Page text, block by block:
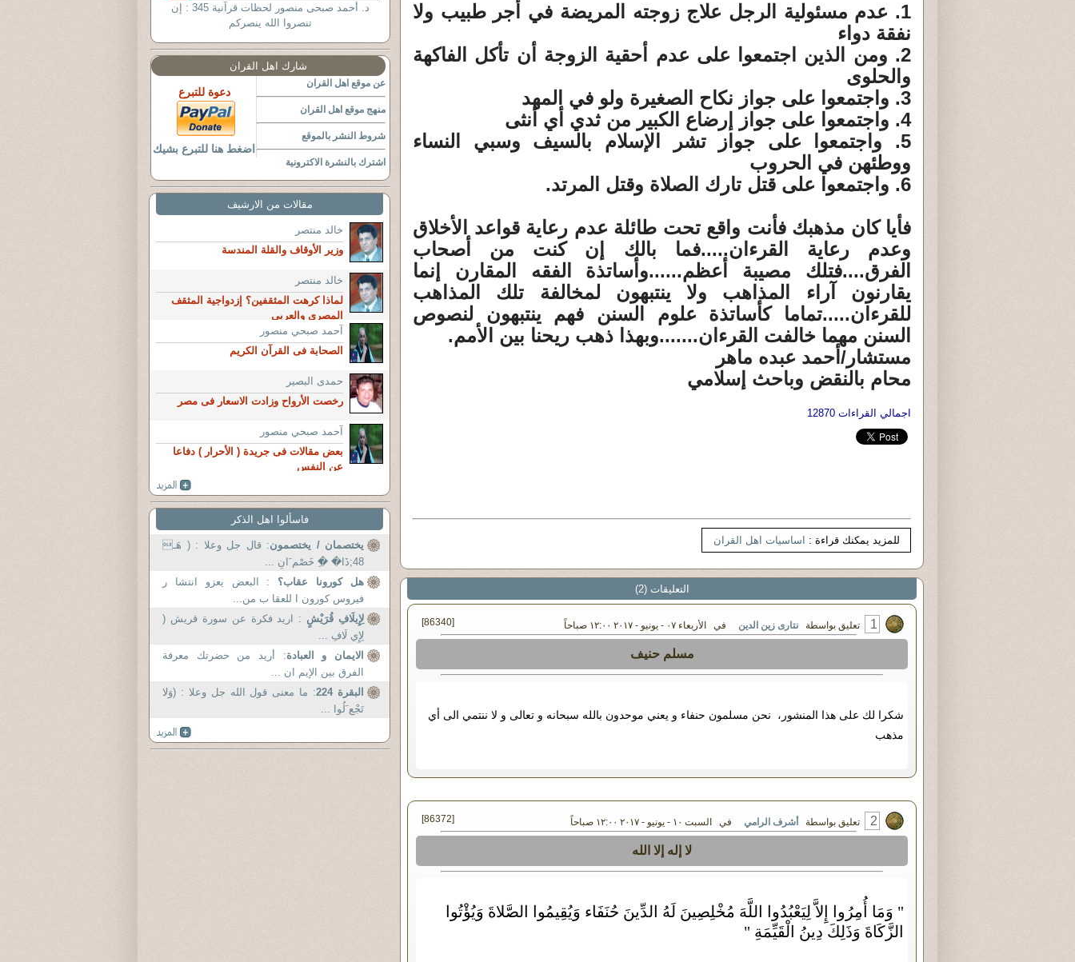
1. عدم مسئولية الرجل علاج زوجته المريضة في أجر طبيب ولا
نفقة دواء
2. ومن الذين اجتمعوا على عدم أحقية الزوجة أن تأكل الفاكهة
والحلوى
3. واجتمعوا على جواز نكاح الصغيرة ولو في المهد
4. واجتمعوا على جواز إرضاع الكبير من ثدي أي أنثى
5. واجتمعوا على جواز تشر الإسلام بالسيف وسبي النساء
ووطئهن في الحروب
6. واجتمعوا على قتل تارك الصلاة وقتل المرتد.
فأيا كان مذهبك فأنت واقع تحت طائلة عدم رعاية قواعد الأخلاق
وعدم رعاية القرءان.....فما بالك إن كنت من أصحاب
الفرق....فتلك مصيبة أعظم......وأساتذة الفقه المقارن إنما
يقارنون آراء المذاهب ولا ينتبهون لمخالفة تلك المذاهب
للقرءان.....تماما كأساتذة علوم السنن فهم ينتبهون لنصوص
السنن مهما خالفت القرءان.......وبهذا ذهب ريحنا بين الأمم.
مستشار/أحمد عبده ماهر
محام بالنقض وباحث إسلامي
اجمالي القراءات 12870
للمزيد يمكنك قراءة : اساسيات اهل القران
التعليقات (2)
1 تعليق بواسطة نتارى زين الدين في الأربعاء ٠٧ - يونيو - ٢٠١٧ ١٢:٠٠ صباحاً [86340]
مسلم حنيف
شكرا لك على هذا المنشور، نحن مسلمون حنفاء و يعني موحدون بالله سبحانه و تعالى و لا ننتمي الى أي
مذهب
2 تعليق بواسطة أشرف الرامي في السبت ١٠ - يونيو - ٢٠١٧ ١٢:٠٠ صباحاً [86372]
لا إله إلا الله
" وَمَا أُمِرُوا إِلاَّ لِيَعْبُدُوا اللَّهَ مُخْلِصِينَ لَهُ الدِّينَ حُنَفَاء وَيُقِيمُوا الصَّلاةَ وَيُؤْتُوا
الزَّكَاةَ وَذَلِكَ دِينُ الْقَيِّمَةِ "
د. أحمد صبحى منصور لحظات قرآنية 345 : إن
تنصروا الله ينصركم
شارك اهل القران
عن موقع اهل القران
منهج موقع اهل القران
شروط النشر بالموقع
اشترك بالنشرة الاكترونية
دعوة للتبرع
اضغط هنا للتبرع بشيك
مقالات من الارشيف
خالد منتصر
وزير الأوقاف والقلة المندسة
خالد منتصر
لماذا كرهت المثقفين؟ إزدواجية المثقف
المصرى والعربى
آحمد صبحي منصور
الصحابة فى القرآن الكريم
حمدى البصير
رخصت الأرواح وزادت الاسعار فى مصر
آحمد صبحي منصور
بعض مقالات فى جريدة ( الأحرار ) دفاعا
عن النفس
فاسألوا اهل الذكر
يختصمان / يختصمون: قال جل وعلا : ( هَـ
48;ذَا� �ِ خَصْم َانِ ...
هل كورونا عقاب؟ : البعض يعزو انتشا ر
فيروس كورون ا للعقا ب من...
لِإِيلَافِ قُرَيْشٍ : اريد فكرة عن سورة قريش (
لِإِي لَافِ ...
الايمان و العبادة: أريد من حضرتك معرفة
الفرق بين الإيم ان ...
البقرة 224
: ما معنى قول الله جل وعلا : (وَلا
تَجْع َلُوا ...